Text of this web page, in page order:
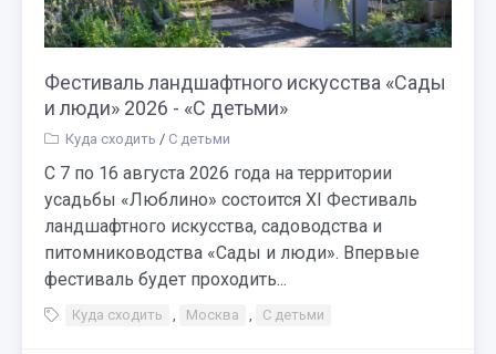
Фестиваль ландшафтного искусства «Сады
и люди» 2026 - «С детьми»
Куда сходить / С детьми
С 7 по 16 августа 2026 года на территории
усадьбы «Люблино» состоится XI Фестиваль
ландшафтного искусства, садоводства и
питомниководства «Сады и люди». Впервые
фестиваль будет проходить...
Куда сходить , Москва , С детьми